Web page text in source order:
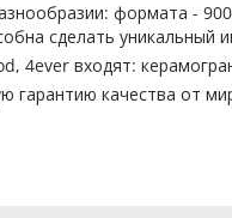
формата -
сделать
4ever входят:
качества от